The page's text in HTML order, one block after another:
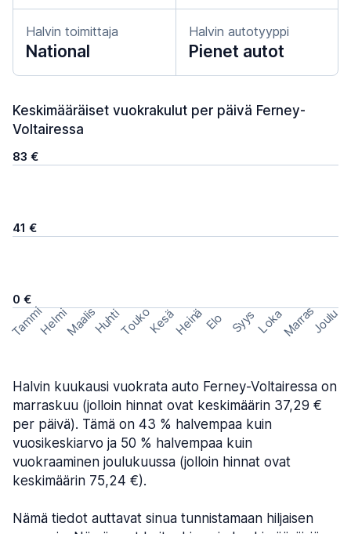
Halvin toimittaja
National
Halvin autotyyppi
Pienet autot
Keskimääräiset vuokrakulut per päivä Ferney-
Voltairessa
83 €
41 €
0 €
TammiHelmiMaalisHuhtiToukoKesäHeinäElo SyysLokaMarrasJoulu
Halvin kuukausi vuokrata auto Ferney-Voltairessa on
marraskuu (jolloin hinnat ovat keskimäärin 37,29 €
per päivä). Tämä on 43 % halvempaa kuin
vuosikeskiarvo ja 50 % halvempaa kuin
vuokraaminen joulukuussa (jolloin hinnat ovat
keskimäärin 75,24 €).
Nämä tiedot auttavat sinua tunnistamaan hiljaisen